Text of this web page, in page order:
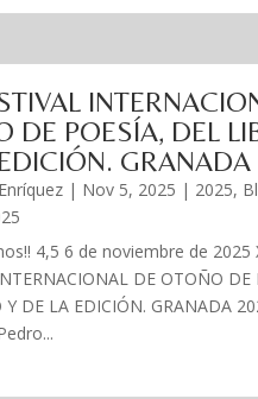
DE POESÍA, DEL
GRANADA
| Nov 5, 2025 | 2025,
4,5 6 de noviembre de 2025
DE OTOÑO DE
Y DE LA EDICIÓN. GRANADA